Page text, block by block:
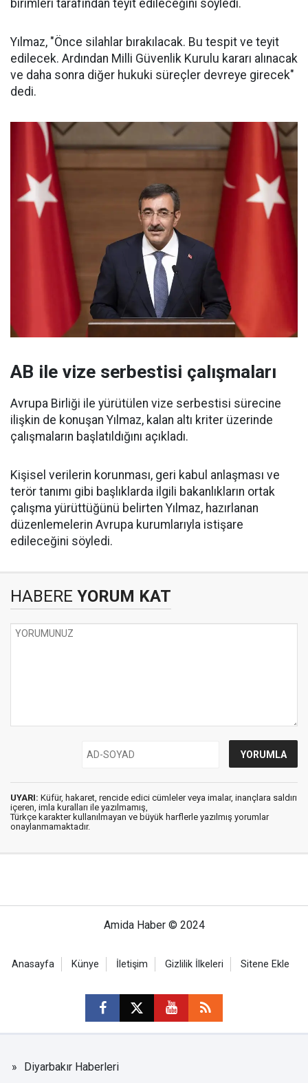
birimleri tarafından teyit edileceğini söyledi.
Yılmaz, "Önce silahlar bırakılacak. Bu tespit ve teyit
edilecek. Ardından Milli Güvenlik Kurulu kararı alınacak
ve daha sonra diğer hukuki süreçler devreye girecek"
dedi.
AB ile vize serbestisi çalışmaları
Avrupa Birliği ile yürütülen vize serbestisi sürecine
ilişkin de konuşan Yılmaz, kalan altı kriter üzerinde
çalışmaların başlatıldığını açıkladı.
Kişisel verilerin korunması, geri kabul anlaşması ve
terör tanımı gibi başlıklarda ilgili bakanlıkların ortak
çalışma yürüttüğünü belirten Yılmaz, hazırlanan
düzenlemelerin Avrupa kurumlarıyla istişare
edileceğini söyledi.
HABERE YORUM KAT
UYARI: Küfür, hakaret, rencide edici cümleler veya imalar, inançlara saldırı
içeren, imla kuralları ile yazılmamış,
Türkçe karakter kullanılmayan ve büyük harflerle yazılmış yorumlar
onaylanmamaktadır.
Amida Haber © 2024
Anasayfa Künye İletişim Gizlilik İlkeleri Sitene Ekle
Diyarbakır Haberleri